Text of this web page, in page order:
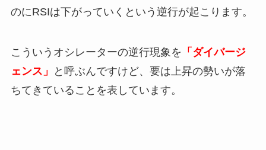
のにRSIは下がっていくという逆行が起こります。
こういうオシレーターの逆行現象を 「ダイバージ
ェンス」
と呼ぶんですけど、要は上昇の勢いが落
ちてきていることを表しています。